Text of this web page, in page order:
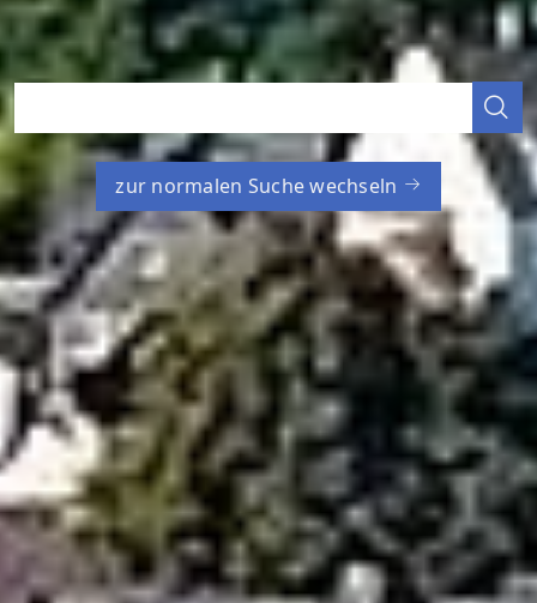
zur normalen Suche wechseln